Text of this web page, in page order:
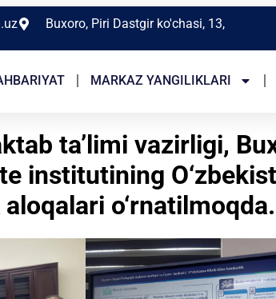
Buxoro, Piri Dastgir ko'chasi, 13,
MARKAZ YANGILIKLARI
ta’limi vazirligi,
institutining
o‘rnatilmoqda.